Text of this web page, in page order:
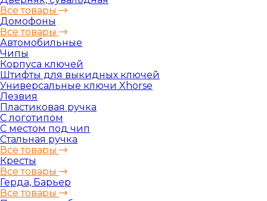
Все товары
Домофоны
Все товары
Автомобильные
Чипы
Корпуса ключей
Штифты для выкидных ключей
Универсальные ключи Xhorse
Лезвия
Пластиковая ручка
С логотипом
С местом под чип
Стальная ручка
Все товары
Кресты
Все товары
Герда, Барьер
Все товары